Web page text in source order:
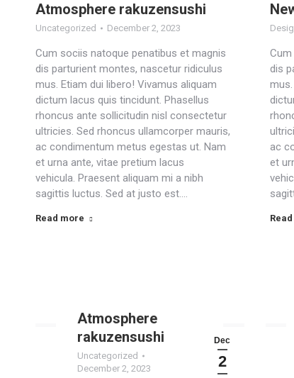
Atmosphere rakuzensushi
Uncategorized December 2, 2023
Cum sociis natoque penatibus et magnis
dis parturient montes, nascetur ridiculus
mus. Etiam dui libero! Vivamus aliquam
dictum lacus quis tincidunt. Phasellus
rhoncus ante sollicitudin nisl consectetur
ultricies. Sed rhoncus ullamcorper mauris,
ac condimentum metus egestas ut. Nam
et urna ante, vitae pretium lacus
vehicula. Praesent aliquam mi a nibh
sagittis luctus. Sed at justo est.…
Read more
dis
ac
et
Dec
2
Atmosphere
rakuzensushi
Uncategorized
December 2, 2023